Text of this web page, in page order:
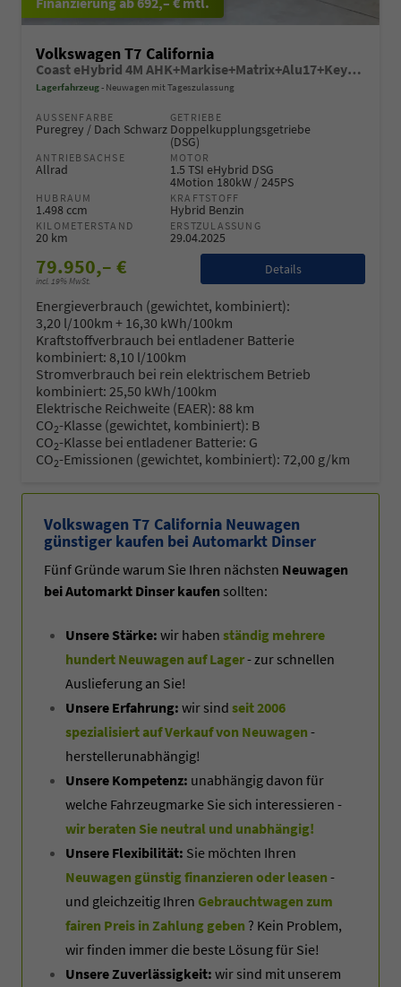
Volkswagen T7 California
Coast eHybrid 4M AHK+Markise+Matrix+Alu17+Keyless+Sitzheiz+Navi
Lagerfahrzeug Neuwagen mit Tageszulassung
AUSSENFARBE
Puregrey / Dach Schwarz
GETRIEBE
Doppelkupplungsgetriebe
(DSG)
ANTRIEBSACHSE
Allrad
MOTOR
1.5 TSI eHybrid DSG
4Motion 180kW / 245PS
HUBRAUM
1.498 ccm
KRAFTSTOFF
Hybrid Benzin
KILOMETERSTAND
20 km
ERSTZULASSUNG
29.04.2025
79.950,– €
incl. 19% MwSt.
Details
Energieverbrauch (gewichtet, kombiniert):
3,20 l/100km + 16,30 kWh/100km
Kraftstoffverbrauch bei entladener Batterie
kombiniert: 8,10 l/100km
Stromverbrauch bei rein elektrischem Betrieb
kombiniert: 25,50 kWh/100km
Elektrische Reichweite (EAER): 88 km
CO2-Klasse (gewichtet, kombiniert): B
CO2-Klasse bei entladener Batterie: G
CO2-Emissionen (gewichtet, kombiniert): 72,00 g/km
Volkswagen T7 California Neuwagen
günstiger kaufen bei Automarkt Dinser
Fünf Gründe warum Sie Ihren nächsten Neuwagen
bei Automarkt Dinser kaufen sollten:
Unsere Stärke: wir haben ständig mehrere
hundert Neuwagen auf Lager- zur schnellen
Auslieferung an Sie!
Unsere Erfahrung: wir sind seit 2006
spezialisiert auf Verkauf von Neuwagen -
herstellerunabhängig!
Unsere Kompetenz: unabhängig davon für
welche Fahrzeugmarke Sie sich interessieren -
wir beraten Sie neutral und unabhängig!
Unsere Flexibilität: Sie möchten Ihren
Neuwagen günstig finanzieren oder leasen -
und gleichzeitig Ihren Gebrauchtwagen zum
fairen Preis in Zahlung geben ? Kein Problem,
wir finden immer die beste Lösung für Sie!
Unsere Zuverlässigkeit: wir sind mit unserem